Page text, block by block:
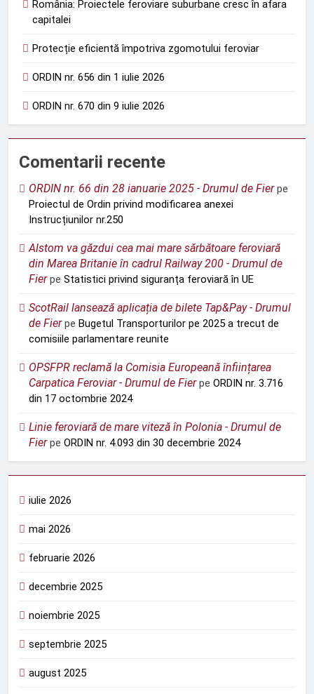
România: Proiectele feroviare suburbane cresc în afara
capitalei
Protecție eficientă împotriva zgomotului feroviar
ORDIN nr. 656 din 1 iulie 2026
ORDIN nr. 670 din 9 iulie 2026
Comentarii recente
ORDIN nr. 66 din 28 ianuarie 2025 - Drumul de Fierpe
Proiectul de Ordin privind modificarea anexei
Instrucțiunilor nr.250
Alstom va găzdui cea mai mare sărbătoare feroviară
din Marea Britanie în cadrul Railway 200 - Drumul de
Fierpe Statistici privind siguranța feroviară în UE
ScotRail lansează aplicația de bilete Tap&Pay - Drumul
de Fierpe Bugetul Transporturilor pe 2025 a trecut de
comisiile parlamentare reunite
OPSFPR reclamă la Comisia Europeană înființarea
Carpatica Feroviar - Drumul de Fierpe ORDIN nr. 3.716
din 17 octombrie 2024
Linie feroviară de mare viteză în Polonia - Drumul de
Fierpe ORDIN nr. 4.093 din 30 decembrie 2024
iulie 2026
mai 2026
februarie 2026
decembrie 2025
noiembrie 2025
septembrie 2025
august 2025